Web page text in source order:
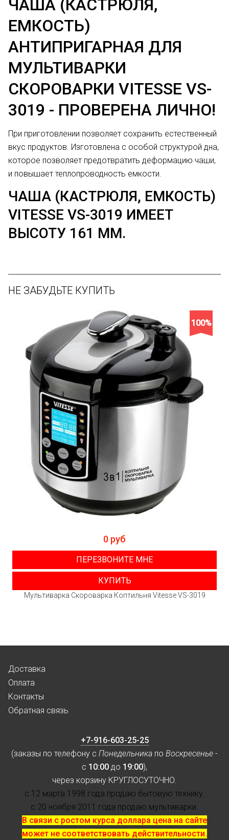
ЧАША (КАСТРЮЛЯ,
ЕМКОСТЬ)
АНТИПРИГАРНАЯ ДЛЯ
МУЛЬТИВАРКИ
СКОРОВАРКИ VITESSE VS-
3019 - ПРОВЕРЕНА ЛИЧНО!
При приготовлении позволяет сохранить естественный
вкус продуктов. Изготовлена с особой структурой дна,
которое позволяет предотвратить деформацию чаши,
и повышает теплопроводность емкости.
ЧАША (КАСТРЮЛЯ, ЕМКОСТЬ)
VITESSE VS-3019 ИМЕЕТ
ВЫСОТУ 161 ММ.
НЕ ЗАБУДЬТЕ КУПИТЬ
100%
0 руб
ПЕРЕЗВОНИТЕ МНЕ
КУПИТЬ
Мультиварка Скороварка Коптильня Vitesse VS-3019
Доставка
Оплата
Контакты
Обратная связь
+7-916-603-25-25
(заказы по телефону с Понедельника по Воскресенье -
с 10:00 до 19:00),
через корзину КРУГЛОСУТОЧНО.
с 12 марта 1998 года продаю бытовую технику.
с 20 ноября 2011 года продаю мультиварки.
В связи с ростом курса доллара цена на сайте
может не соответствовать действительности.